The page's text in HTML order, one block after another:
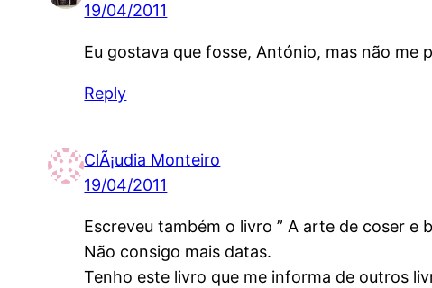
19/04/2011
Eu gostava que fosse, António, mas não me
Reply
ClÃ¡udia Monteiro
19/04/2011
Escreveu também o livro ” A arte de coser e
Não consigo mais datas.
Tenho este livro que me informa de outros